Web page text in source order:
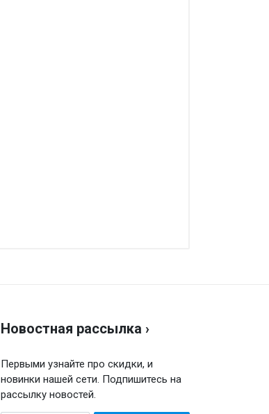
Новостная рассылка ›
Первыми узнайте про скидки, и
новинки нашей сети. Подпишитесь на
рассылку новостей.